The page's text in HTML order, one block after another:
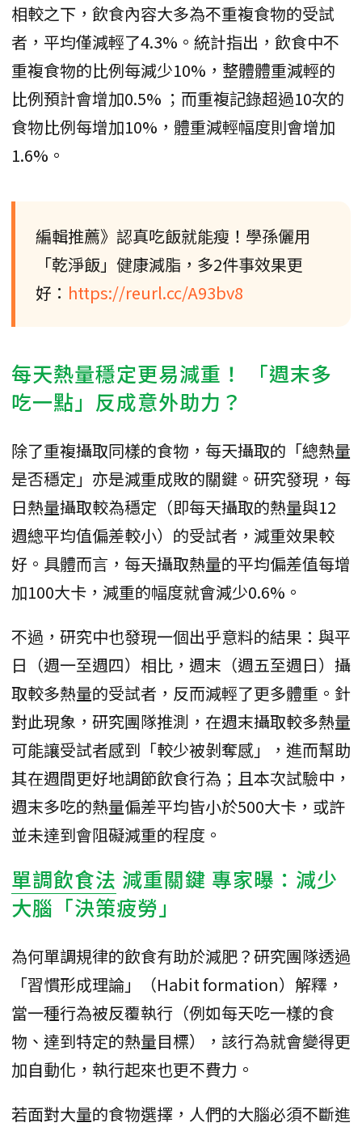
相較之下，飲食內容大多為不重複食物的受試
者，平均僅減輕了4.3%。統計指出，飲食中不
重複食物的比例每減少10%，整體體重減輕的
比例預計會增加0.5% ；而重複記錄超過10次的
食物比例每增加10%，體重減輕幅度則會增加
1.6%。
編輯推薦》認真吃飯就能瘦！學孫儷用
「乾淨飯」健康減脂，多2件事效果更
好： https://reurl.cc/A93bv8
每天熱量穩定更易減重！ 「週末多
吃一點」反成意外助力？
除了重複攝取同樣的食物，每天攝取的「總熱量
是否穩定」亦是減重成敗的關鍵。研究發現，每
日熱量攝取較為穩定（即每天攝取的熱量與12
週總平均值偏差較小）的受試者，減重效果較
好。具體而言，每天攝取熱量的平均偏差值每增
加100大卡，減重的幅度就會減少0.6%。
不過，研究中也發現一個出乎意料的結果：與平
日（週一至週四）相比，週末（週五至週日）攝
取較多熱量的受試者，反而減輕了更多體重。針
對此現象，研究團隊推測，在週末攝取較多熱量
可能讓受試者感到「較少被剝奪感」，進而幫助
其在週間更好地調節飲食行為；且本次試驗中，
週末多吃的熱量偏差平均皆小於500大卡，或許
並未達到會阻礙減重的程度。
單調飲食法 減重關鍵 專家曝：減少
大腦「決策疲勞」
為何單調規律的飲食有助於減肥？研究團隊透過
「習慣形成理論」（Habit formation）解釋，
當一種行為被反覆執行（例如每天吃一樣的食
物、達到特定的熱量目標），該行為就會變得更
加自動化，執行起來也更不費力。
若面對大量的食物選擇，人們的大腦必須不斷進